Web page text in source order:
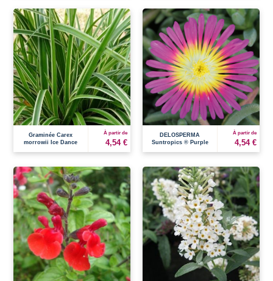
Graminée Carex
morrowii Ice Dance
À partir de
4,54 €
DELOSPERMA
Suntropics ® Purple
À partir de
4,54 €